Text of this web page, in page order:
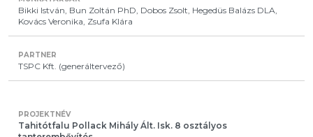
Bikki István, Bun Zoltán PhD, Dobos Zsolt, Hegedüs Balázs DLA,
Kovács Veronika, Zsufa Klára
TSPC Kft. (generáltervező)
Tahitótfalu Pollack Mihály Ált. Isk. 8 osztályos